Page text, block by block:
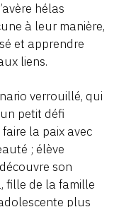
hélas
à leur manière,
et apprendre
liens.
verrouillé, qui
petit défi
la paix avec
; élève
son
fille de la famille
plus